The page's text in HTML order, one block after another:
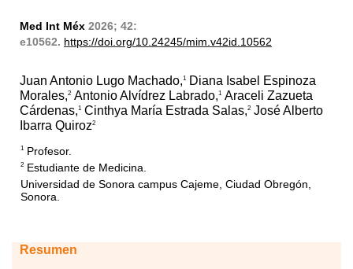
Med Int Méx 2026; 42:
e10562. https://doi.org/10.24245/mim.v42id.10562
Juan Antonio Lugo Machado,1
Diana Isabel Espinoza
Morales,2 Antonio Alvídrez Labrado,1 Araceli Zazueta
Cárdenas,1 Cinthya María Estrada Salas,2 José Alberto
Ibarra Quiroz2
1 Profesor.
2 Estudiante de Medicina.
Universidad de Sonora campus Cajeme, Ciudad Obregón,
Sonora.
Resumen